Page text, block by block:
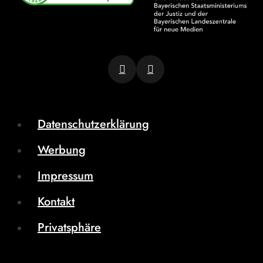
Datenschutzerklärung
Werbung
Impressum
Kontakt
Privatsphäre